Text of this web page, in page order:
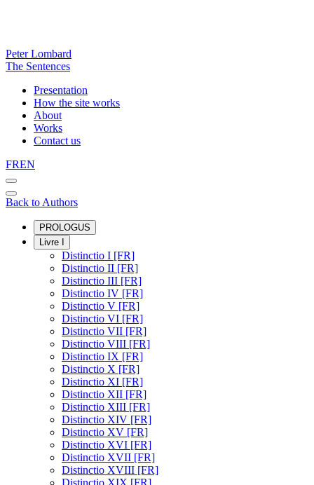
Peter Lombard
The Sentences
Presentation
How the site works
About
Works
Contact us
FREN
Back to Authors
PROLOGUS
Livre I
Distinctio I [FR]
Distinctio II [FR]
Distinctio III [FR]
Distinctio IV [FR]
Distinctio V [FR]
Distinctio VI [FR]
Distinctio VII [FR]
Distinctio VIII [FR]
Distinctio IX [FR]
Distinctio X [FR]
Distinctio XI [FR]
Distinctio XII [FR]
Distinctio XIII [FR]
Distinctio XIV [FR]
Distinctio XV [FR]
Distinctio XVI [FR]
Distinctio XVII [FR]
Distinctio XVIII [FR]
Distinctio XIX [FR]